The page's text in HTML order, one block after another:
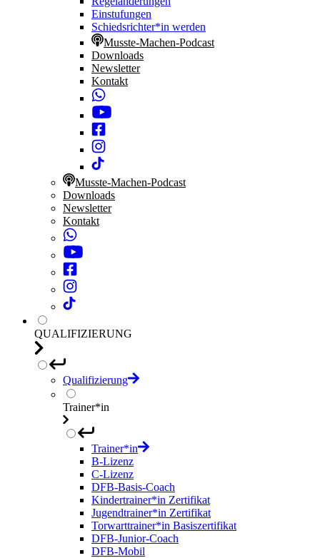
Einstufungen
Schiedsrichter*in werden
Musste-Machen-Podcast
Downloads
Newsletter
Kontakt
Musste-Machen-Podcast
Downloads
Newsletter
Kontakt
QUALIFIZIERUNG
Qualifizierung
Trainer*in
Trainer*in
B-Lizenz
C-Lizenz
DFB-Basis-Coach
Kindertrainer*in Zertifikat
Jugendtrainer*in Zertifikat
Torwarttrainer*in Basiszertifikat
DFB-Junior-Coach
DFB-Mobil